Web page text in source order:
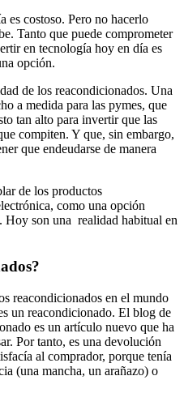
es costoso. Pero no hacerlo
Tanto que puede comprometer
en tecnología hoy en día es
opción.
de los reacondicionados. Una
a medida para las pymes, que
tan alto para invertir que las
compiten. Y que, sin embargo,
que endeudarse de manera
de los productos
como una opción
Hoy son una realidad habitual en
reacondicionados en el mundo
un reacondicionado. El blog de
es un artículo nuevo que ha
Por tanto, es una devolución
al comprador, porque tenía
(una mancha, un arañazo) o